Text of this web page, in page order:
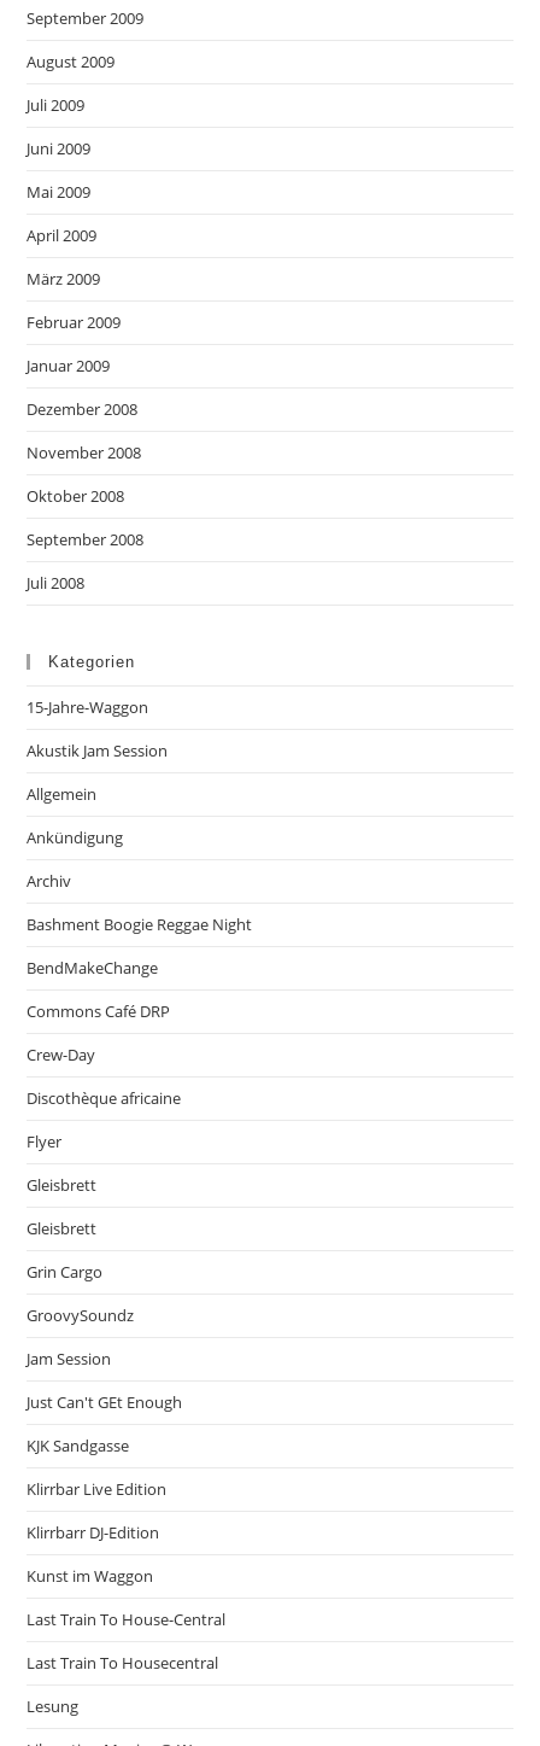
September 2009
August 2009
Juli 2009
Juni 2009
Mai 2009
April 2009
März 2009
Februar 2009
Januar 2009
Dezember 2008
November 2008
Oktober 2008
September 2008
Juli 2008
Kategorien
15-Jahre-Waggon
Akustik Jam Session
Allgemein
Ankündigung
Archiv
Bashment Boogie Reggae Night
BendMakeChange
Commons Café DRP
Crew-Day
Discothèque africaine
Flyer
Gleisbrett
Gleisbrett
Grin Cargo
GroovySoundz
Jam Session
Just Can't GEt Enough
KJK Sandgasse
Klirrbar Live Edition
Klirrbarr DJ-Edition
Kunst im Waggon
Last Train To House-Central
Last Train To Housecentral
Lesung